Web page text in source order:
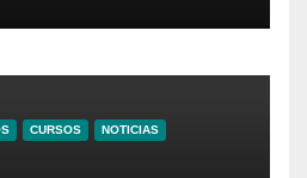
CURSOS NOTICIAS